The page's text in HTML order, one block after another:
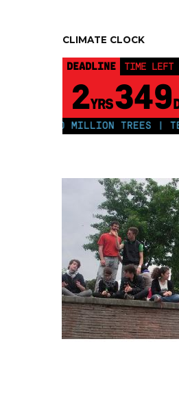
CLIMATE CLOCK
DEADLINE TIME LEFT
2YRS349
250 MILLION TREES |